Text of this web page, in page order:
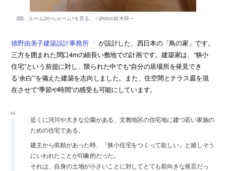
德野由美子建築設計事務所
が設計した、西日本の「鳥の家」です。
三方を囲まれた間口4mの細長い敷地での計画です。建築家は、“狭小
住宅”という前提に対し、限られた中でも“自分の居場所を発見でき
る‘余白’”を備えた建築を志向しました。また、住空間とテラス庭を混
在させて“季節や時間”の感受も可能にしています。
近くに河川や大きな公園がある、文教地区の住宅地に建つ若い家族の
ための住宅である。
建主から依頼があった時、「狭小住宅をつくって欲しい」と嬉しそう
にいわれたことが印象的だった。
それは、自身の土地が小さいことに対してとても前向きな発言だっ